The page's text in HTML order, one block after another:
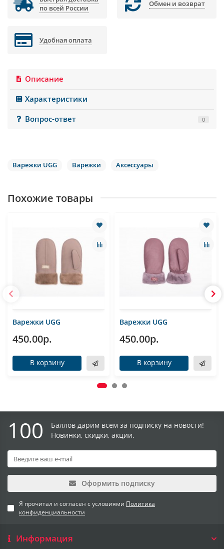
по всей России
Обмен и возврат
Удобная оплата
Описание
Характеристики
Вопрос-ответ
0
Варежки UGG Варежки Аксессуары
Похожие товары
Варежки UGG
450.00р.
В корзину
Варежки UGG
450.00р.
В корзину
100
Баллов дарим всем за подписку на новости!
Новинки, скидки, акции.
Оформить подписку
Я прочитал и согласен с условиями Политика
конфиденциальности
Информация